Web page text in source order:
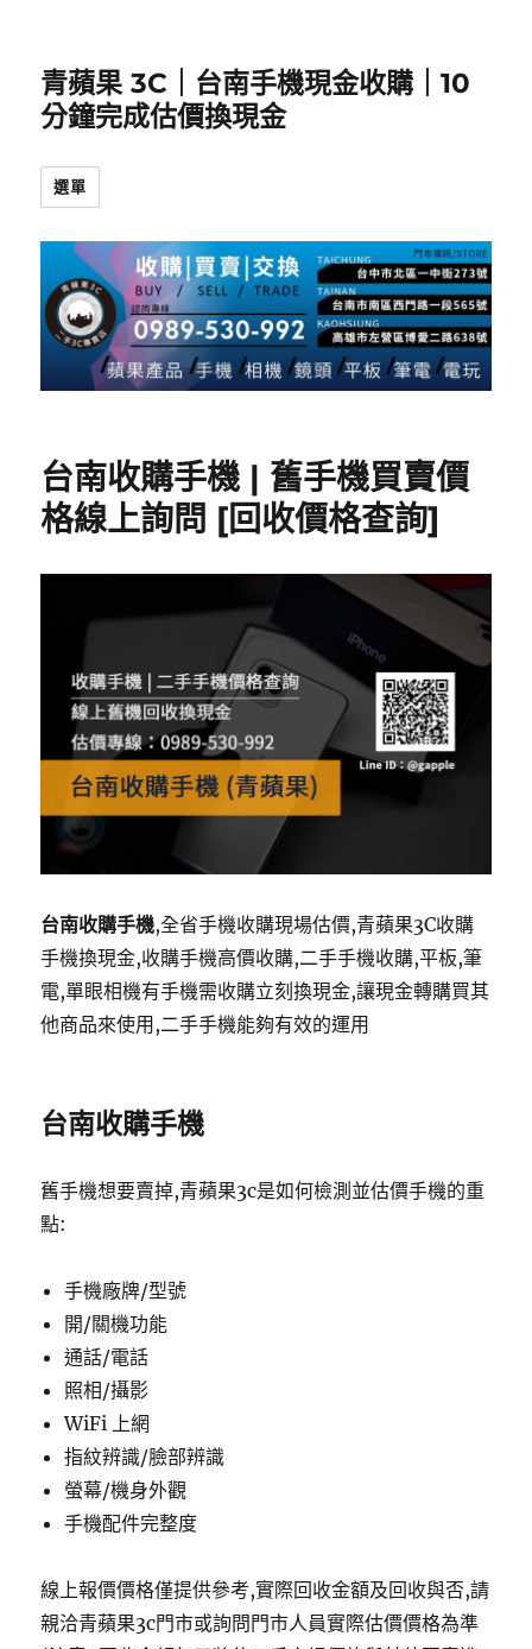
青蘋果 3C｜台南手機現金收購｜10
分鐘完成估價換現金
選單
台南收購手機 | 舊手機買賣價
格線上詢問 [回收價格查詢]
台南收購手機,全省手機收購現場估價,青蘋果3C收購
手機換現金,收購手機高價收購,二手手機收購,平板,筆
電,單眼相機有手機需收購立刻換現金,讓現金轉購買其
他商品來使用,二手手機能夠有效的運用
台南收購手機
舊手機想要賣掉,青蘋果3c是如何檢測並估價手機的重
點:
手機廠牌/型號
開/關機功能
通話/電話
照相/攝影
WiFi 上網
指紋辨識/臉部辨識
螢幕/機身外觀
手機配件完整度
線上報價價格僅提供參考,實際回收金額及回收與否,請
親洽青蘋果3c門市或詢問門市人員實際估價價格為準